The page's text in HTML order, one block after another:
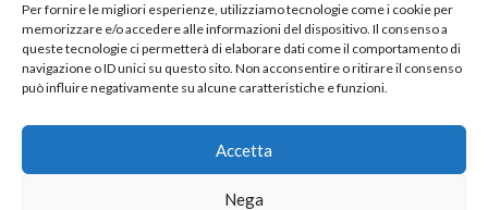
Per fornire le migliori esperienze, utilizziamo tecnologie come i cookie per
memorizzare e/o accedere alle informazioni del dispositivo. Il consenso a
queste tecnologie ci permetterà di elaborare dati come il comportamento di
navigazione o ID unici su questo sito. Non acconsentire o ritirare il consenso
può influire negativamente su alcune caratteristiche e funzioni.
Accetta
Nega
Fotografie Pagine: Giacomo Brini //